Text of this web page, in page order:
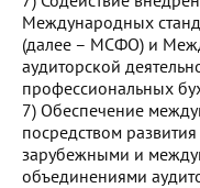
Международных
(далее – МСФО) и
аудиторской
профессиональных
7) Обеспечение
посредством
зарубежными и
объединениями